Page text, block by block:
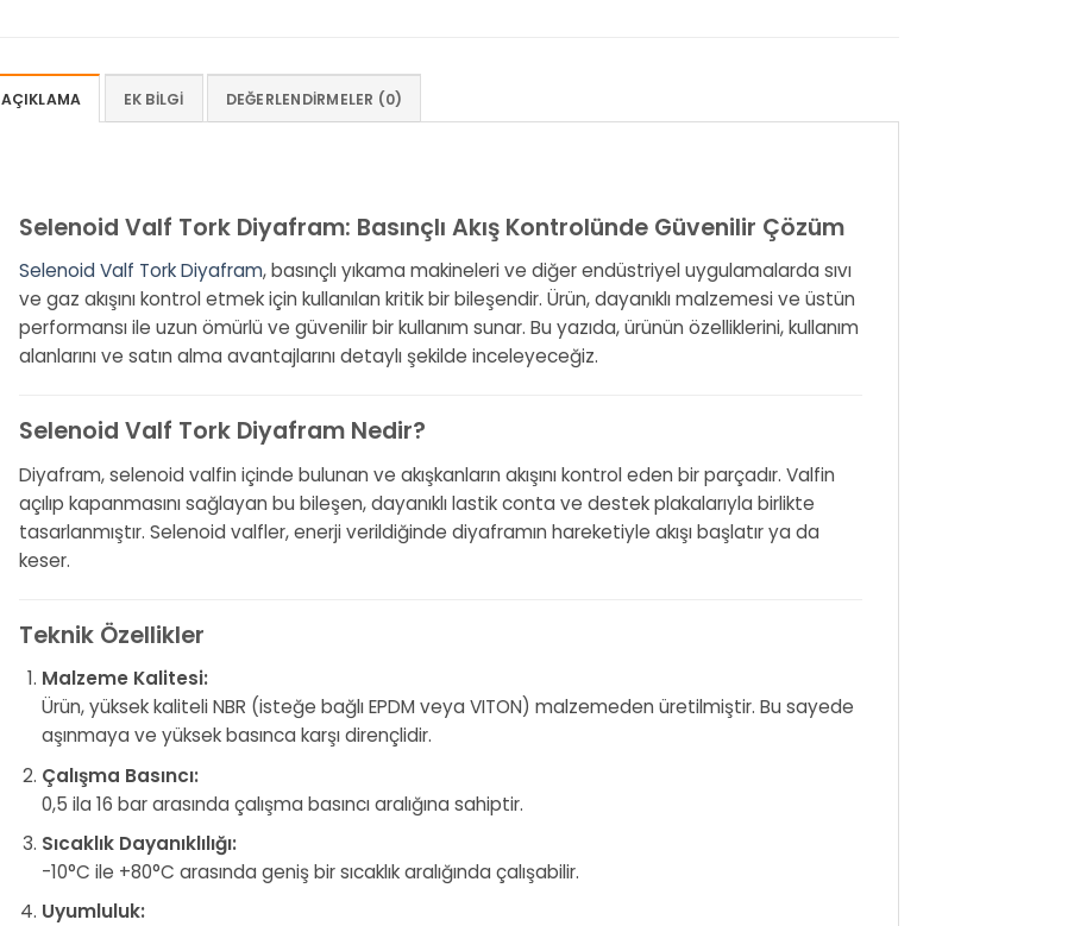
AÇIKLAMA EK BILGI DEĞERLENDIRMELER (0)
Selenoid Valf Tork Diyafram: Basınçlı Akış Kontrolünde Güvenilir Çözüm
Selenoid Valf Tork Diyafram, basınçlı yıkama makineleri ve diğer endüstriyel uygulamalarda sıvı
ve gaz akışını kontrol etmek için kullanılan kritik bir bileşendir. Ürün, dayanıklı malzemesi ve üstün
performansı ile uzun ömürlü ve güvenilir bir kullanım sunar. Bu yazıda, ürünün özelliklerini, kullanım
alanlarını ve satın alma avantajlarını detaylı şekilde inceleyeceğiz.
Selenoid Valf Tork Diyafram Nedir?
Diyafram, selenoid valfin içinde bulunan ve akışkanların akışını kontrol eden bir parçadır. Valfin
açılıp kapanmasını sağlayan bu bileşen, dayanıklı lastik conta ve destek plakalarıyla birlikte
tasarlanmıştır. Selenoid valfler, enerji verildiğinde diyaframın hareketiyle akışı başlatır ya da
keser.
Teknik Özellikler
Malzeme Kalitesi:
Ürün, yüksek kaliteli NBR (isteğe bağlı EPDM veya VITON) malzemeden üretilmiştir. Bu sayede
aşınmaya ve yüksek basınca karşı dirençlidir.
Çalışma Basıncı:
0,5 ila 16 bar arasında çalışma basıncı aralığına sahiptir.
Sıcaklık Dayanıklılığı:
-10°C ile +80°C arasında geniş bir sıcaklık aralığında çalışabilir.
Uyumluluk: